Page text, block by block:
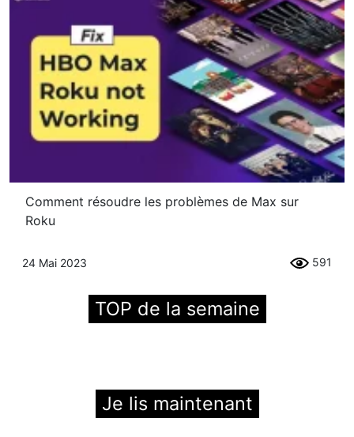
Comment résoudre les problèmes de Max sur
Roku
24 Mai 2023 591
TOP de la semaine
Je lis maintenant